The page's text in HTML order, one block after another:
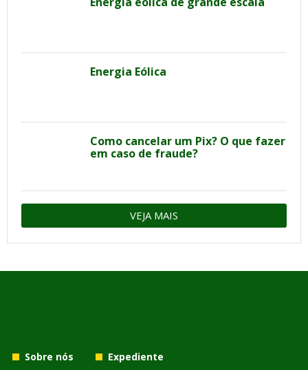
Energia Eólica
Como cancelar um Pix? O que fazer
em caso de fraude?
VEJA MAIS
Sobre nós Expediente